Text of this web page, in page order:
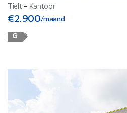
Tielt - Kantoor
€2.900/maand
G ⓘ